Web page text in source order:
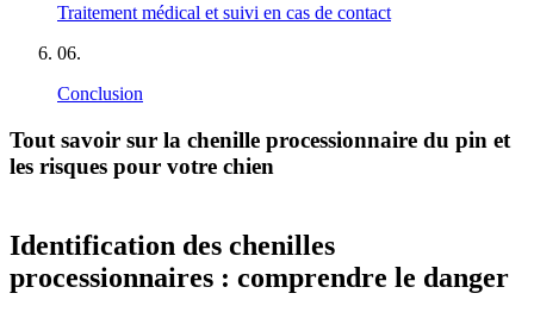
Traitement médical et suivi en cas de contact
06.
Conclusion
Tout savoir sur la chenille processionnaire du pin et
les risques pour votre chien
Identification des chenilles
processionnaires : comprendre le danger